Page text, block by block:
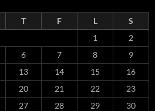
T F L
S
1
2
6 7 8
9
13 14 15
16
20 21 22
23
27 28 29
30